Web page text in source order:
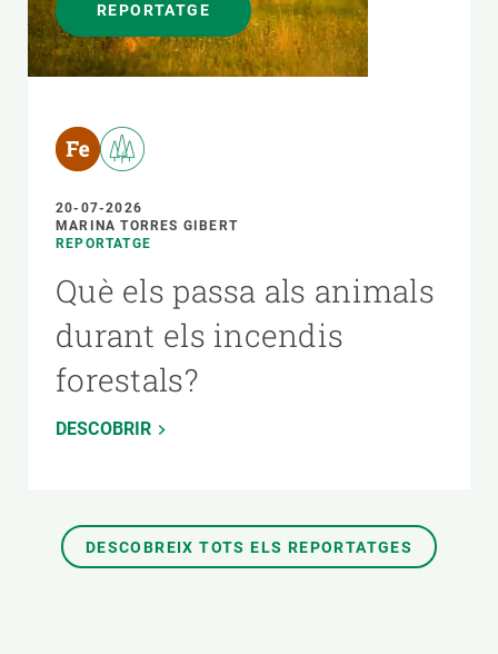
REPORTATGE
20-07-2026
MARINA TORRES GIBERT
REPORTATGE
Què els passa als animals
durant els incendis
forestals?
DESCOBRIR
DESCOBREIX TOTS ELS REPORTATGES